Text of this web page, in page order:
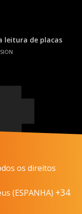
leitura de placas
os direitos
(ESPANHA) +34